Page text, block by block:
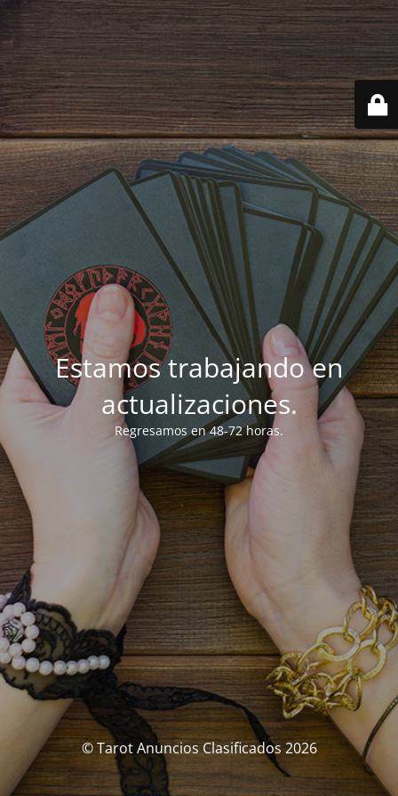
Estamos trabajando en
actualizaciones.
Regresamos en 48-72 horas.
© Tarot Anuncios Clasificados 2026